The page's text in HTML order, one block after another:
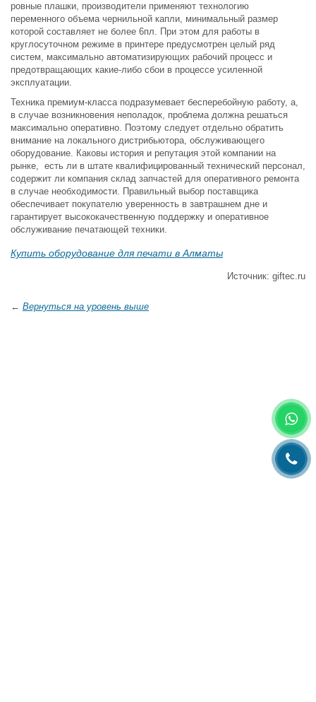
ровные плашки, производители применяют технологию
переменного объема чернильной капли, минимальный размер
которой составляет не более 6пл. При этом для работы в
круглосуточном режиме в принтере предусмотрен целый ряд
систем, максимально автоматизирующих рабочий процесс и
предотвращающих какие-либо сбои в процессе усиленной
эксплуатации.
Техника премиум-класса подразумевает бесперебойную работу, а,
в случае возникновения неполадок, проблема должна решаться
максимально оперативно. Поэтому следует отдельно обратить
внимание на локального дистрибьютора, обслуживающего
оборудование. Каковы история и репутация этой компании на
рынке, есть ли в штате квалифицированный технический персонал,
содержит ли компания склад запчастей для оперативного ремонта
в случае необходимости. Правильный выбор поставщика
обеспечивает покупателю уверенность в завтрашнем дне и
гарантирует высококачественную поддержку и оперативное
обслуживание печатающей техники.
Купить оборудование для печати в Алматы
Источник: giftec.ru
← Вернуться на уровень выше